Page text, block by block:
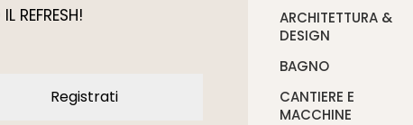
REFRESH!
Registrati
ARCHITETTURA &
DESIGN
BAGNO
CANTIERE E
MACCHINE